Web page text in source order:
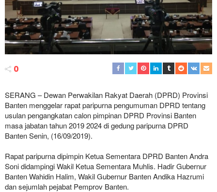
0
SERANG – Dewan Perwakilan Rakyat Daerah (DPRD) Provinsi
Banten menggelar rapat paripurna pengumuman DPRD tentang
usulan pengangkatan calon pimpinan DPRD Provinsi Banten
masa jabatan tahun 2019 2024 di gedung paripurna DPRD
Banten Senin, (16/09/2019).
Rapat paripurna dipimpin Ketua Sementara DPRD Banten Andra
Soni didampingi Wakil Ketua Sementara Muhlis. Hadir Gubernur
Banten Wahidin Halim, Wakil Gubernur Banten Andika Hazrumi
dan sejumlah pejabat Pemprov Banten.